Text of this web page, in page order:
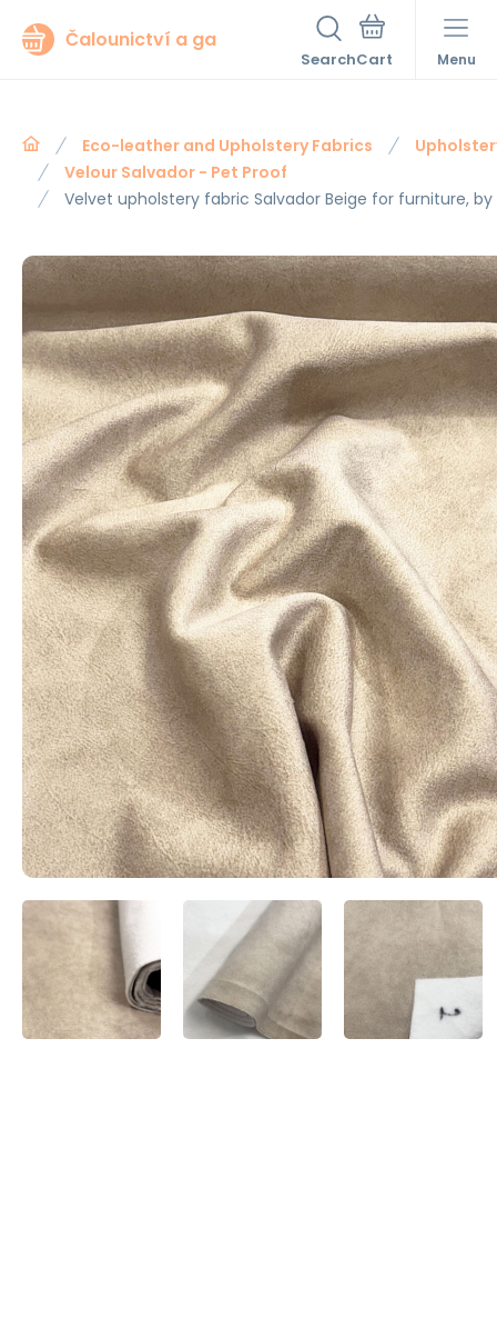
Čalounictví a ga
Search Menu
Eco-leather and Upholstery Fabrics
Velour Salvador - Pet Proof
Velvet upholstery fabric Salvador Beige for furniture,